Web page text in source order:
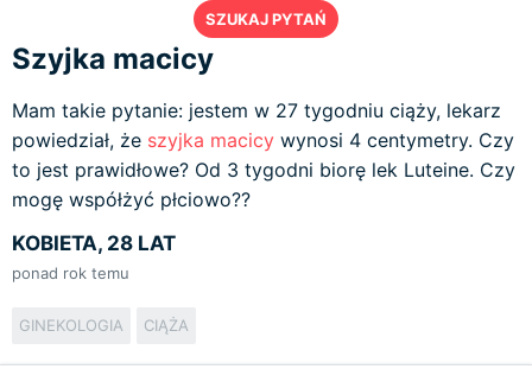
SZUKAJ PYTAŃ
Szyjka macicy
Mam takie pytanie: jestem w 27 tygodniu ciąży, lekarz
powiedział, że szyjka macicy wynosi 4 centymetry. Czy
to jest prawidłowe? Od 3 tygodni biorę lek Luteine. Czy
mogę współżyć płciowo??
KOBIETA, 28 LAT
ponad rok temu
GINEKOLOGIA CIĄŻA